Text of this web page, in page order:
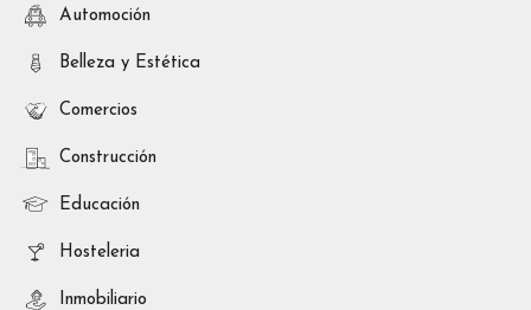
Automoción
Belleza y Estética
Comercios
Construcción
Educación
Hosteleria
Inmobiliario